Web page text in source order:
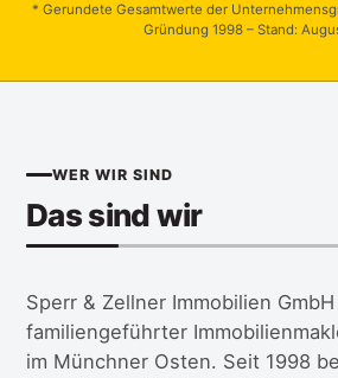
* Gerundete Gesamtwerte der
Gründung 1998 – Stand:
WER WIR SIND
Das sind wir
Sperr & Zellner Immobilien
familiengeführter
im Münchner Osten. Seit 1998